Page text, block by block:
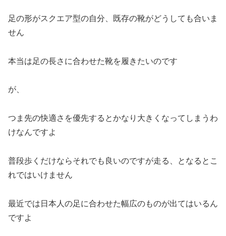
足の形がスクエア型の自分、既存の靴がどうしても合いま
せん
本当は足の長さに合わせた靴を履きたいのです
が、
つま先の快適さを優先するとかなり大きくなってしまうわ
けなんですよ
普段歩くだけならそれでも良いのですが走る、となるとこ
れではいけません
最近では日本人の足に合わせた幅広のものが出てはいるん
ですよ